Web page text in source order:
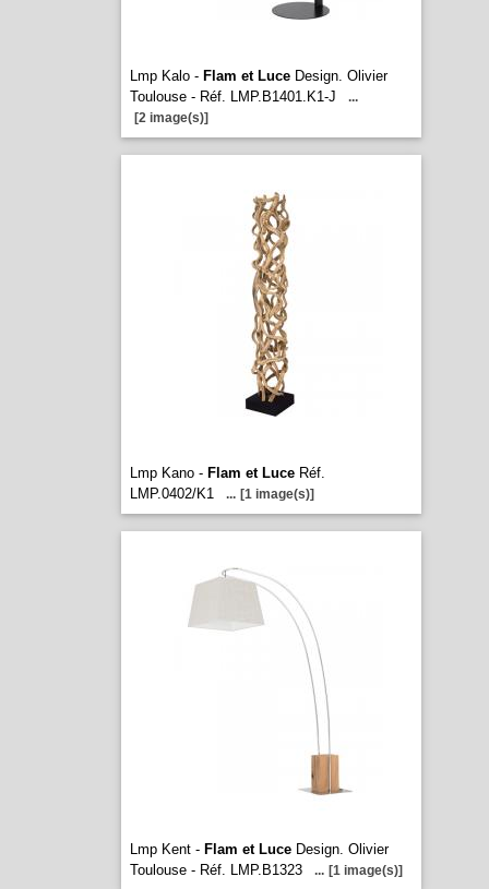
Lmp Kalo - Flam et LuceDesign. Olivier
Toulouse - Réf. LMP.B1401.K1-J
...
[2 image(s)]
Lmp Kano - Flam et LuceRéf.
LMP.0402/K1
... [1 image(s)]
Lmp Kent - Flam et LuceDesign. Olivier
Toulouse - Réf. LMP.B1323
... [1 image(s)]